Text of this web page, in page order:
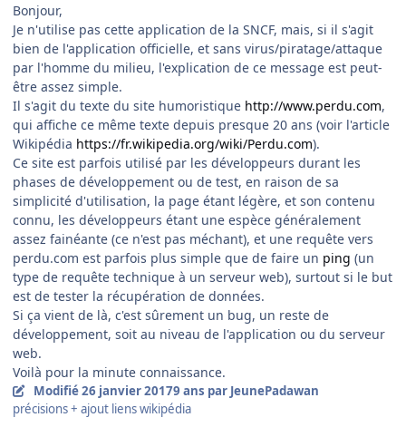
Bonjour,
Je n'utilise pas cette application de la SNCF, mais, si il s'agit
bien de l'application officielle, et sans virus/piratage/attaque
par l'homme du milieu, l'explication de ce message est peut-
être assez simple.
Il s'agit du texte du site humoristique http://www.perdu.com,
qui affiche ce même texte depuis presque 20 ans (voir l'article
Wikipédia https://fr.wikipedia.org/wiki/Perdu.com).
Ce site est parfois utilisé par les développeurs durant les
phases de développement ou de test, en raison de sa
simplicité d'utilisation, la page étant légère, et son contenu
connu, les développeurs étant une espèce généralement
assez fainéante (ce n'est pas méchant), et une requête vers
perdu.com est parfois plus simple que de faire un ping (un
type de requête technique à un serveur web), surtout si le but
est de tester la récupération de données.
Si ça vient de là, c'est sûrement un bug, un reste de
développement, soit au niveau de l'application ou du serveur
web.
Voilà pour la minute connaissance.
Modifié26 janvier 20179 ans par JeunePadawan
précisions + ajout liens wikipédia